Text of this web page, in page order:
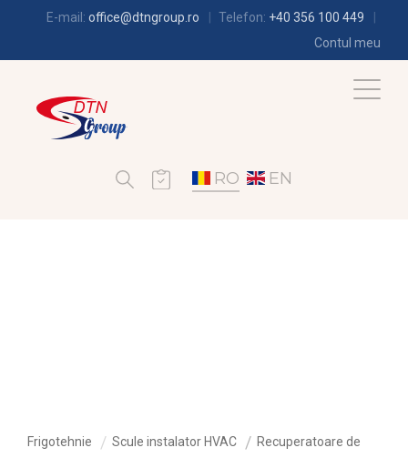
E-mail: office@dtngroup.ro Telefon: +40 356 100 449
Contul meu
RO EN
Frigotehnie Scule instalator HVAC
Recuperatoare de